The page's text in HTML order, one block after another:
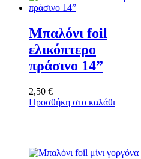
Μπαλόνι foil
ελικόπτερο
πράσινο 14”
2,50 €
Προσθήκη στο καλάθι